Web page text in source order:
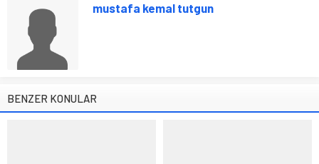
mustafa kemal tutgun
BENZER KONULAR